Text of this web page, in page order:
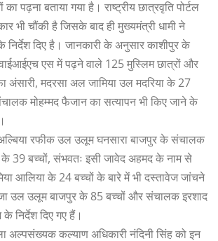
पढ़ना बताया गया है। राष्ट्रीय छात्रवृति पोर्टल
भी चौंकी है जिसके बाद ही मुख्यमंत्री धामी ने
दिए है। जानकारी के अनुसार काशीपुर के
एस में पढ़ने वाले 125 मुस्लिम छात्रों और
मदरसा अल जामिया उल मदरिया के 27
मोहम्मद फैजान का सत्यापन भी किए जाने के
रफीक उल उलूम घनसारा बाजपुर के संचालक
39 बच्चों, संभवतः इसी जावेद अहमद के नाम से
आलिया के 24 बच्चों के बारे में भी दस्तावेज जांचने
उल उलूम बाजपुर के 85 बच्चों और संचालक इरशाद
निर्देश दिए गए हैं।
अल्पसंख्यक कल्याण अधिकारी नंदिनी सिंह को इन